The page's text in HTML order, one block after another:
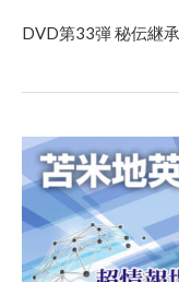
DVD第33弾 秘伝継